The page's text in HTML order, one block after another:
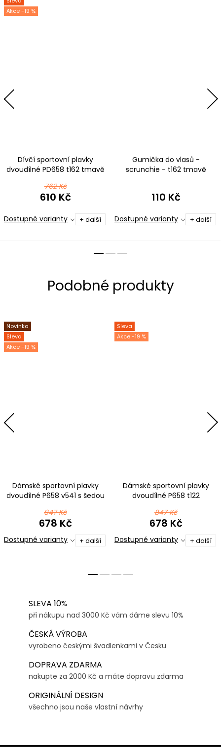
-19 %
Dívčí sportovní plavky
dvoudílné PD658 t162 tmavě
762 Kč
610 Kč
Dostupné varianty + další
Gumička do vlasů -
scrunchie - t162 tmavě
110 Kč
Dostupné varianty + další
Novinka
Sleva
-19 %
Dámské sportovní plavky
dvoudílné P658 v541 s šedou
847 Kč
678 Kč
Dostupné varianty + další
Sleva
-19 %
Dámské sportovní plavky
dvoudílné P658 t122
847 Kč
678 Kč
Dostupné varianty + další
SLEVA 10%
při nákupu nad 3000 Kč vám dáme slevu 10%
ČESKÁ VÝROBA
vyrobeno českými švadlenkami v Česku
DOPRAVA ZDARMA
nakupte za 2000 Kč a máte dopravu zdarma
ORIGINÁLNÍ DESIGN
všechno jsou naše vlastní návrhy